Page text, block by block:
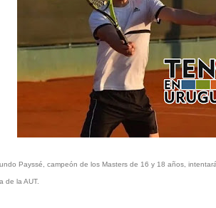
Payssé, campeón de los Masters de 16 y 18 años,
de la AUT.